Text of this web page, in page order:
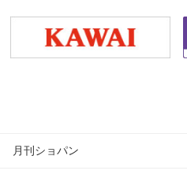
月刊ショパン